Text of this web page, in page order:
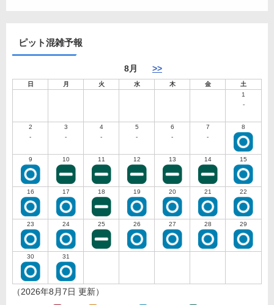
ピット混雑予報
8月 >>
日 月 火 水 木 金
土
1
-
2
-
3
-
4
-
5
-
6
-
7
-
8
9 10 11 12 13 14 15
16 17 18 19 20 21 22
23 24 25 26 27 28 29
30 31
（2026年8月7日 更新）